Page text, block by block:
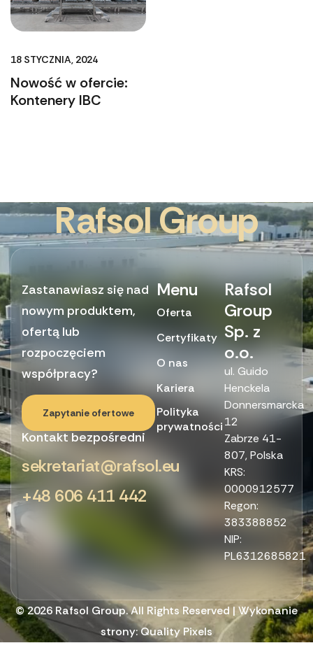
18 STYCZNIA, 2024
Nowość w ofercie:
Kontenery IBC
RafsolGroup
Zastanawiasz się nad
nowym produktem,
ofertą lub
rozpoczęciem
współpracy?
Zapytanie ofertowe
Kontakt bezpośredni
sekretariat@rafsol.eu
+48 606 411 442
Menu
Oferta
Certyfikaty
O nas
Kariera
Polityka
prywatności
Rafsol
Group
Sp. z
o.o.
ul. Guido
Henckela
Donnersmarcka
12
Zabrze 41-
807, Polska
KRS:
0000912577
Regon:
383388852
NIP:
PL6312685821
© 2026 Rafsol Group. All Rights Reserved | Wykonanie
strony:Quality Pixels